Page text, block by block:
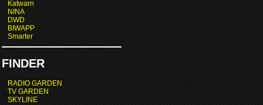
Katwarn
NINA
DWD
BIWAPP
Smarter
FINDER
RADIO GARDEN
TV GARDEN
SKYLINE